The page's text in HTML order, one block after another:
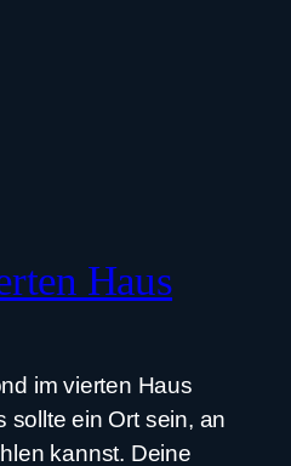
Haus
im vierten Haus
sollte ein Ort sein, an
kannst. Deine